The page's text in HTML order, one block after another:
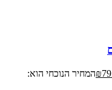
₪המחיר הנוכחי הוא: